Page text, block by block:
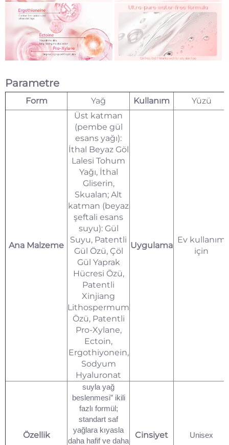
Parametre
Form Yağ Kullanım Yüzü
Ana Malzeme
Üst katman
(pembe gül
esans yağı):
İthal Beyaz Göl
Lalesi Tohum
Yağı, İthal
Gliserin,
Skualan; Alt
katman (beyaz
şeftali esans
suyu): Gül
Suyu, Patentli
Gül Özü, Çöl
Gül Yaprak
Hücresi Özü,
Patentli
Xinjiang
Lithospermum
Özü, Patentli
Pro-Xylane,
Ectoin,
Ergothiyonein,
Sodyum
Hyaluronat
Uygulama
Ev kullanım
için
Özellik
suyla yağ
beslenmesi” ikili
fazlı formül;
standart saf
yağlara kıyasla
daha hafif ve daha
Cinsiyet Unisex